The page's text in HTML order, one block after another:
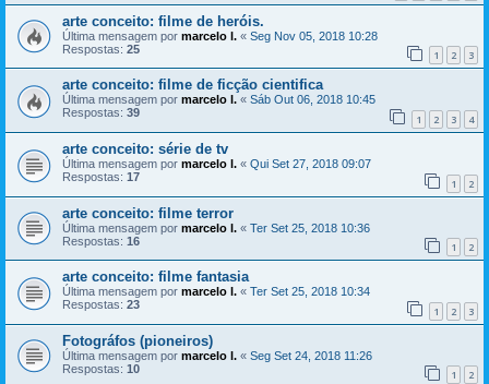
arte conceito: filme de heróis.
Última mensagem por marcelo l. « Seg Nov 05, 2018 10:28
Respostas: 25 1 2 3
arte conceito: filme de ficção cientifica
Última mensagem por marcelo l. « Sáb Out 06, 2018 10:45
Respostas: 39 1 2 3 4
arte conceito: série de tv
Última mensagem por marcelo l. « Qui Set 27, 2018 09:07
Respostas: 17 1 2
arte conceito: filme terror
Última mensagem por marcelo l. « Ter Set 25, 2018 10:36
Respostas: 16 1 2
arte conceito: filme fantasia
Última mensagem por marcelo l. « Ter Set 25, 2018 10:34
Respostas: 23 1 2 3
Fotográfos (pioneiros)
Última mensagem por marcelo l. « Seg Set 24, 2018 11:26
Respostas: 10 1 2